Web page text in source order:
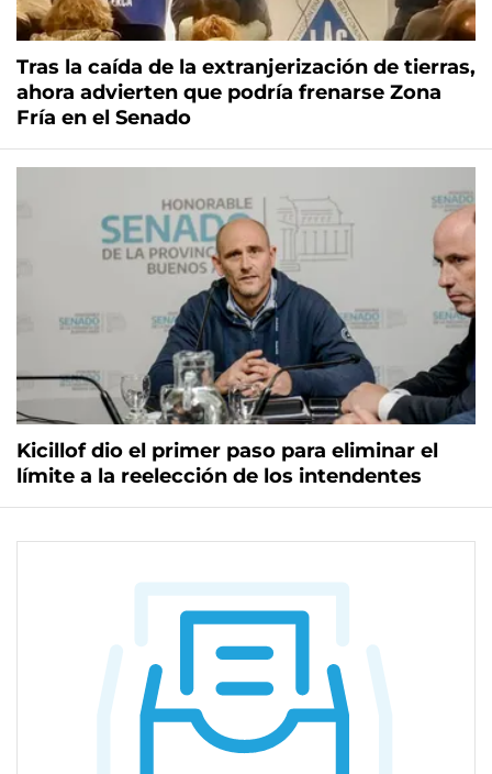
Tras la caída de la extranjerización de tierras,
ahora advierten que podría frenarse Zona
Fría en el Senado
Kicillof dio el primer paso para eliminar el
límite a la reelección de los intendentes